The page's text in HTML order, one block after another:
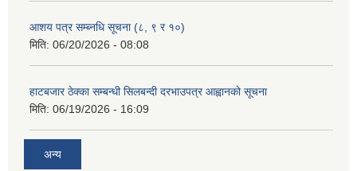
आशय पत्र सम्ब्नधि सूचना (८, ९ र १०)
मिति: 06/20/2026 - 08:08
हाटबजार ठेक्का सम्बन्धी सिलबन्दी दरभाउपत्र आह्वानको सूचना
मिति: 06/19/2026 - 16:09
अन्य